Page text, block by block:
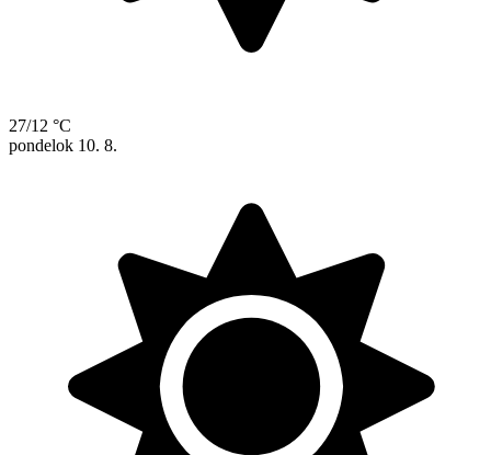
27/12 °C
pondelok 10. 8.